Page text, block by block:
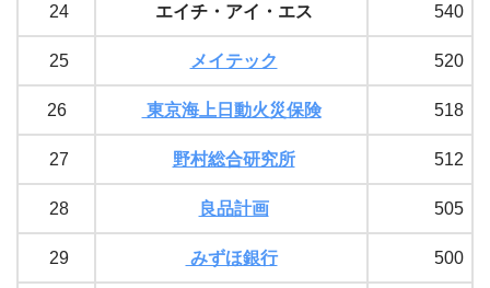
24 エイチ・アイ・エス 540
25 メイテック 520
26 東京海上日動火災保険 518
27 野村総合研究所 512
28 良品計画 505
29 みずほ銀行 500